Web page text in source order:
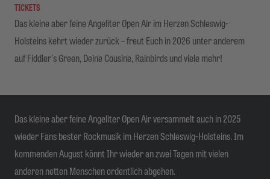
TICKETS
Das kleine aber feine Angeliter Open Air im Herzen Schleswig-
Holsteins kehrt wieder zurück – freut Euch in 2026 unter anderem
auf Fiddler's Green, Deine Cousine, Rainbirds und viele mehr!
Das kleine aber feine Angeliter Open Air versammelt auch in 2025
wieder Fans bester Rockmusik im Herzen Schleswig-Holsteins. Im
kommenden August könnt Ihr wieder an zwei Tagen mit vielen
anderen netten Menschen ordentlich abgehen.